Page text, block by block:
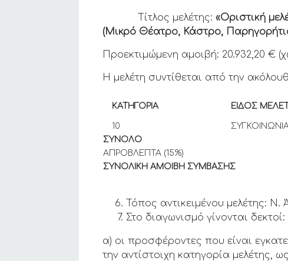
Τίτλος μελέτης:«Οριστική
(Μικρό Θέατρο, Κάστρο,
Προεκτιμώμενη αμοιβή: 20.932,20 €
Η μελέτη συντίθεται από την
ΚΑΤΗΓΟΡΙΑ ΕΙΔΟΣ
10
ΣΥΝΟΛΟ
ΑΠΡΟΒΛΕΠΤΑ (15%)
ΣΥΝΟΛΙΚΗ ΑΜΟΙΒΗ ΣΥΜΒΑΣΗΣ
Τόπος αντικειμένου μελέτης:
Στο διαγωνισμό γίνονται δεκτοί:
α) οι προσφέροντες που είναι
την αντίστοιχη κατηγορία μελέτης,